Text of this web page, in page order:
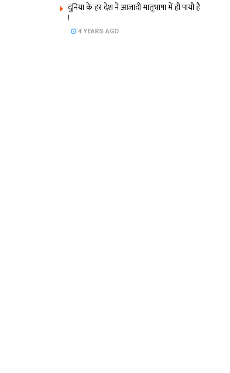
दुनिया के हर देश ने आजादी मातृभाषा में ही पायी है
!
4 YEARS AGO